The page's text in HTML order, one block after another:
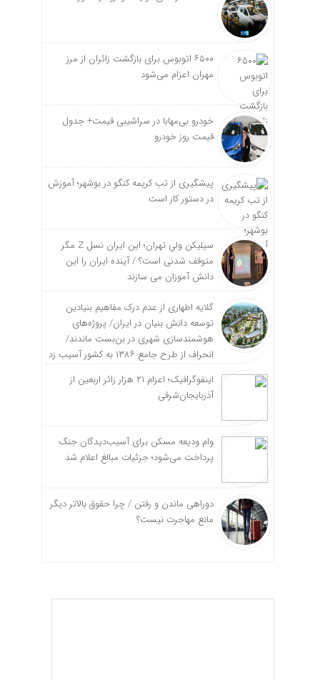
۶۵۰۰ اتوبوس برای بازگشت زائران از مرز
مهران اعزام می‌شود
خودرو بی‌مهابا در سراشیبی قیمت+ جدول
قیمت روز خودرو
پیشگیری از تب کریمه کنگو در بوشهر؛ آموزش
در دستور کار است
سیلیکن ولیِ تهران؛ این ایران نسل Z مگر
متوقف شدنی است؟ / آینده ایران را این
دانش آموزان می سازند
گلایه اطهاری از عدم درک مفاهیم بنیادین
توسعه دانش بنیان در ایران/ پروژه‌های
هوشمندسازی شهری در بن‌بست ماندند/
انحراف از طرح جامع ۱۳۸۶ به کشور آسیب زد
اینفوگرافیک؛ اعزام ۲۱ هزار زائر اربعین از
آذربایجان‌شرقی
وام ودیعه مسکن برای آسیب‌دیدگان جنگ
پرداخت می‌شود؛ جزئیات مبالغ اعلام شد
دوراهی ماندن و رفتن / چرا حقوق بالاتر دیگر
مانع مهاجرت نیست؟